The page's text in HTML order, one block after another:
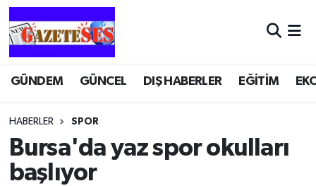
GÜNDEM GÜNCEL DIŞ HABERLER EĞİTİM
HABERLER SPOR
Bursa'da yaz spor okulları
başlıyor